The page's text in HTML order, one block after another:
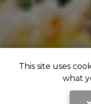
This site uses
what